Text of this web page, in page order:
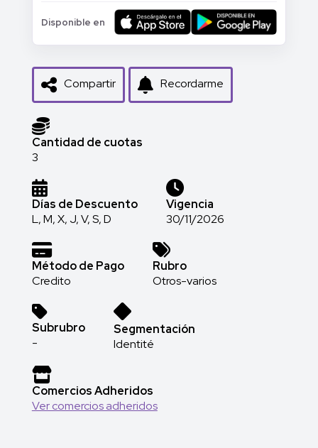
Disponible en
Cantidad de cuotas
3
Días de Descuento
L, M, X, J, V, S, D
Vigencia
30/11/2026
Método de Pago
Credito
Rubro
Otros-varios
Subrubro
-
Segmentación
Identité
Comercios Adheridos
Ver comercios adheridos
Compartir Recordarme